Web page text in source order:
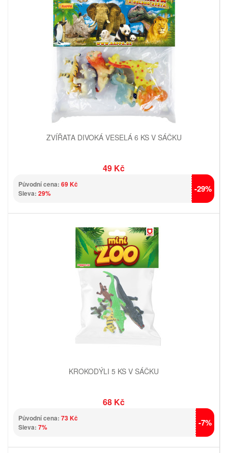
ZVÍŘATA DIVOKÁ VESELÁ 6 KS V SÁČKU
49 Kč
Původní cena: 69 Kč
Sleva: 29% -29%
KROKODÝLI 5 KS V SÁČKU
68 Kč
Původní cena: 73 Kč
Sleva: 7% -7%